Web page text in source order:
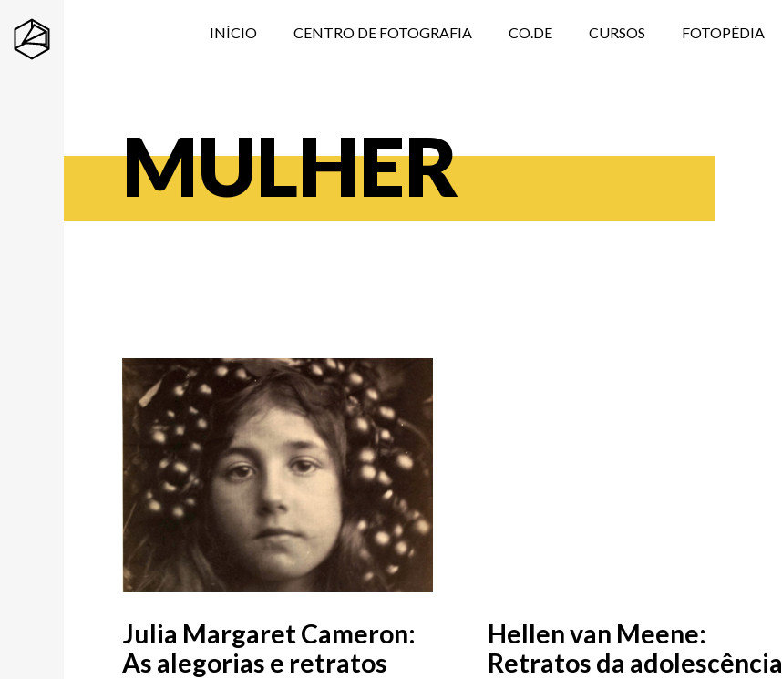
INÍCIO CENTRO DE FOTOGRAFIA CO.DE CURSOS FOTOPÉDIA
MULHER
Julia Margaret Cameron:
As alegorias e retratos
Hellen van Meene:
Retratos da adolescência